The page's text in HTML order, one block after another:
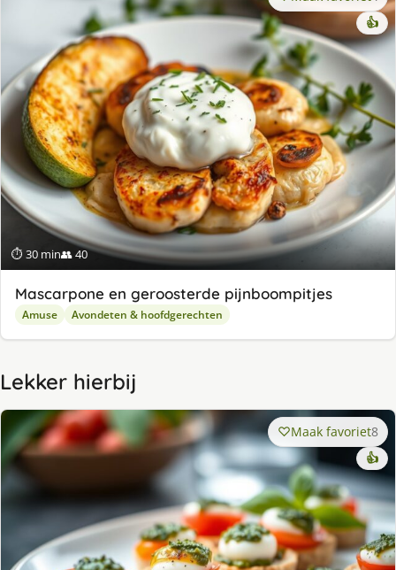
⏱ 30 min👥 40
👍
Mascarpone en geroosterde pijnboompitjes
Amuse Avondeten & hoofdgerechten
Lekker hierbij
Maak favoriet8
👍